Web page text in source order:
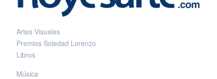
Artes Visuales
Premios Soledad Lorenzo
Libros
Música